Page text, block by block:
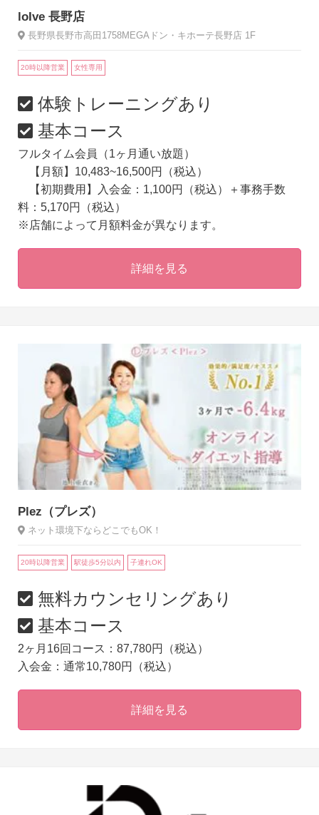
loIve 長野店
長野県長野市高田1758MEGAドン・キホーテ長野店 1F
20時以降営業 女性専用
体験トレーニングあり
基本コース
フルタイム会員（1ヶ月通い放題）
【月額】10,483~16,500円（税込）
【初期費用】入会金：1,100円（税込）＋事務手数
料：5,170円（税込）
※店舗によって月額料金が異なります。
詳細を見る
Plez（プレズ）
ネット環境下ならどこでもOK！
20時以降営業 駅徒歩5分以内 子連れOK
無料カウンセリングあり
基本コース
2ヶ月16回コース：87,780円（税込）
入会金：通常10,780円（税込）
詳細を見る